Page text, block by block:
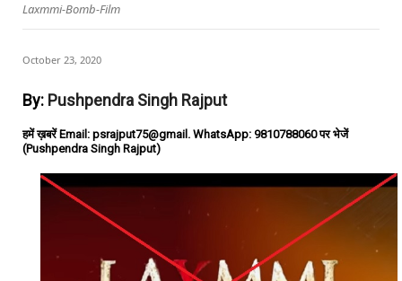
Laxmmi-Bomb-Film
October 23, 2020
By: Pushpendra Singh Rajput
हमें ख़बरें Email: psrajput75@gmail. WhatsApp: 9810788060 पर भेजें
(Pushpendra Singh Rajput)